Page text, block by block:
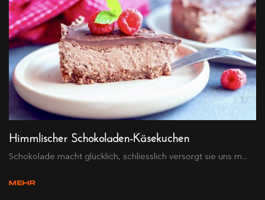
Himmlischer Schokoladen-Käsekuchen
Schokolade macht glücklich, schliesslich versorgt sie uns m...
MEHR